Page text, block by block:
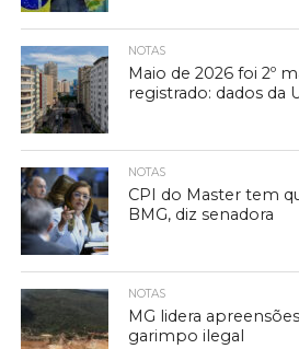
NOTAS
Maio de 2026 foi 2º
registrado: dados da
NOTAS
CPI do Master tem
BMG, diz senadora
NOTAS
MG lidera
garimpo ilegal